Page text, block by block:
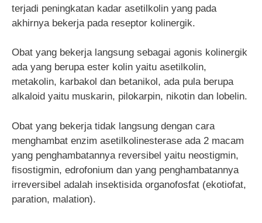
terjadi peningkatan kadar asetilkolin yang pada
akhirnya bekerja pada reseptor kolinergik.
Obat yang bekerja langsung sebagai agonis kolinergik
ada yang berupa ester kolin yaitu asetilkolin,
metakolin, karbakol dan betanikol, ada pula berupa
alkaloid yaitu muskarin, pilokarpin, nikotin dan lobelin.
Obat yang bekerja tidak langsung dengan cara
menghambat enzim asetilkolinesterase ada 2 macam
yang penghambatannya reversibel yaitu neostigmin,
fisostigmin, edrofonium dan yang penghambatannya
irreversibel adalah insektisida organofosfat (ekotiofat,
paration, malation).